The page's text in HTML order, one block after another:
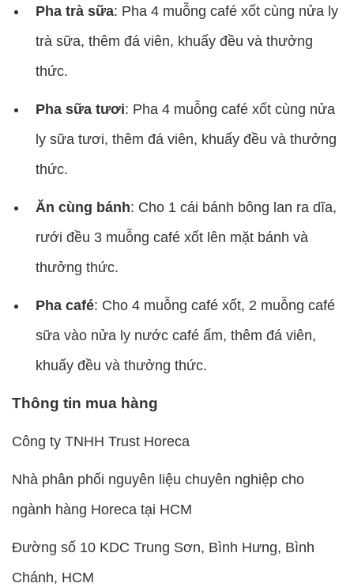
Pha trà sữa: Pha 4 muỗng café xốt cùng nửa ly
trà sữa, thêm đá viên, khuấy đều và thưởng
thức.
Pha sữa tươi: Pha 4 muỗng café xốt cùng nửa
ly sữa tươi, thêm đá viên, khuấy đều và thưởng
thức.
Ăn cùng bánh: Cho 1 cái bánh bông lan ra dĩa,
rưới đều 3 muỗng café xốt lên mặt bánh và
thưởng thức.
Pha café: Cho 4 muỗng café xốt, 2 muỗng café
sữa vào nửa ly nước café ấm, thêm đá viên,
khuấy đều và thưởng thức.
Thông tin mua hàng
Công ty TNHH Trust Horeca
Nhà phân phối nguyên liệu chuyên nghiệp cho
ngành hàng Horeca tại HCM
Đường số 10 KDC Trung Sơn, Bình Hưng, Bình
Chánh, HCM